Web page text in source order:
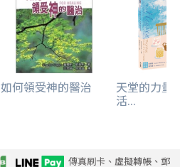
如何領受神的醫治 天堂的力量
活...
傳真刷卡、虛擬轉帳、郵